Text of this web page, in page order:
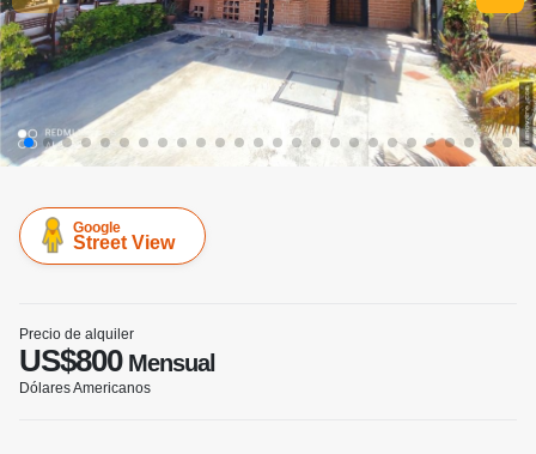
Google
Street View
Precio de alquiler
US$800Mensual
Dólares Americanos